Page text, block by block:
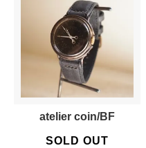
atelier coin/BF
SOLD OUT